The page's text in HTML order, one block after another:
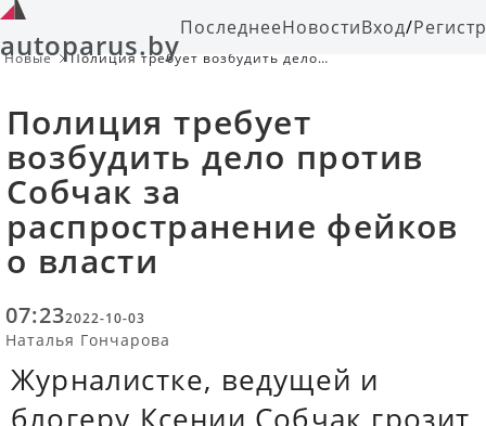
autoparus.byПоследнееНовостиВход/
Новые
Полиция требует возбудить дело
Полиция требует
возбудить дело против
Собчак за
распространение фейков
о власти
07:232022-10-03
Наталья Гончарова
Журналистке, ведущей и